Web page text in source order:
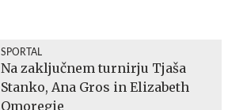
SPORTAL
Na zaključnem turnirju Tjaša
Stanko, Ana Gros in Elizabeth
Omoregie